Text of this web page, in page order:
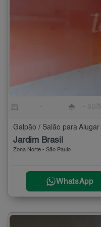
Galpão / Salão para
Jardim Brasil
Zona Norte - São Paulo
WhatsApp